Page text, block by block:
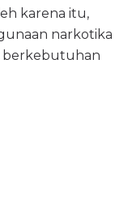
karena itu,
narkotika
berkebutuhan